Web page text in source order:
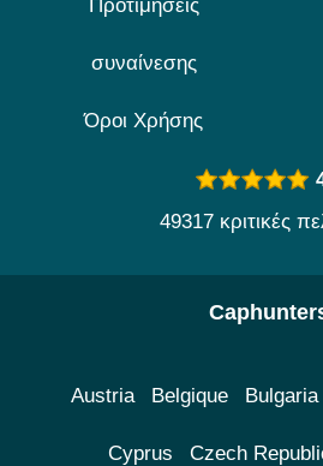
Προτιμήσεις
συναίνεσης
Όροι Χρήσης
49317 κριτικές
Austria Belgique Bulgaria
Cyprus Czech